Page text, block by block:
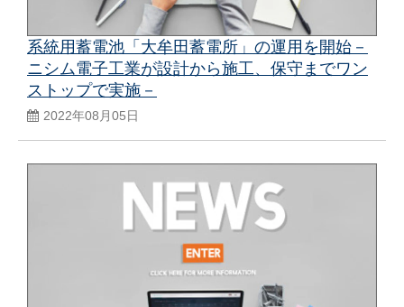
系統用蓄電池「大牟田蓄電所」の運用を開始－
ニシム電子工業が設計から施工、保守までワン
ストップで実施－
2022年08月05日